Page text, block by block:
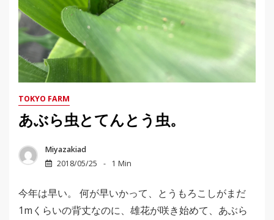
TOKYO FARM
あぶら虫とてんとう虫。
Miyazakiad
2018/05/25
1 Min
今年は早い。 何が早いかって、とうもろこしがまだ
1mくらいの背丈なのに、雄花が咲き始めて、あぶら